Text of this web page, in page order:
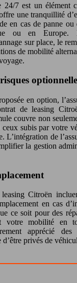
24/7 est un élément
une tranquillité
en cas de panne ou
ou en Europe.
sur place, le
de mobilité
optionnelle
en option,
de leasing
couvre non
ceux subis par votre
L’intégration de
la gestion
Citroën
en cas
ce soit pour des
votre mobilité en
apprécié
d’être privés de